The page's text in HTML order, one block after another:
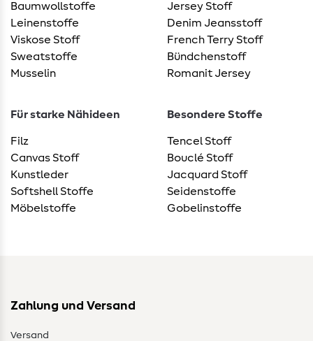
Baumwollstoffe
Leinenstoffe
Viskose Stoff
Sweatstoffe
Musselin
Jersey Stoff
Denim Jeansstoff
French Terry Stoff
Bündchenstoff
Romanit Jersey
Für starke Nähideen
Filz
Canvas Stoff
Kunstleder
Softshell Stoffe
Möbelstoffe
Besondere Stoffe
Tencel Stoff
Bouclé Stoff
Jacquard Stoff
Seidenstoffe
Gobelinstoffe
Zahlung und Versand
Versand